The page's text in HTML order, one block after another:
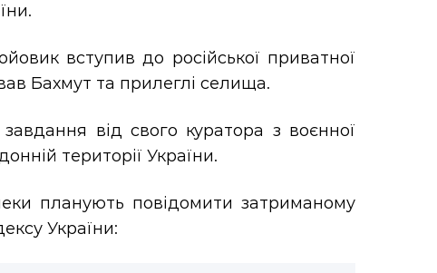
вступив до російської приватної
Бахмут та прилеглі селища.
від свого куратора з воєнної
території України.
планують повідомити затриманому
України: